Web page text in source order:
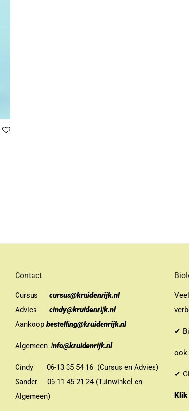
Contact
Cursus
cursus@kruidenrijk.nl
Advies
cindy@kruidenrijk.nl
Aankoop bestelling@kruidenrijk.nl
Algemeen info@kruidenrijk.nl
Cindy 06-13 35 54 16 (Cursus en Advies)
Sander 06-11 45 21 24 (Tuinwinkel en
Algemeen)
✔
ook
✔
Klik